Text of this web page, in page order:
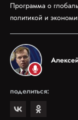
Программа о
политикой и
поделиться: